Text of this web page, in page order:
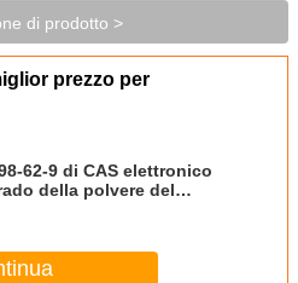
di prodotto >
prezzo per
62-9 di CAS elettronico
della polvere del